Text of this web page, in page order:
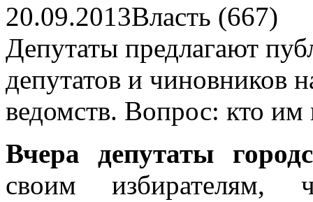
20.09.2013Власть (667)
Депутаты предлагают
депутатов и чиновников
ведомств. Вопрос: кто им
Вчера депутаты
своим избирателям,